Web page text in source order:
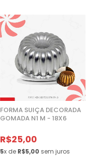
FORMA SUIÇA DECORADA
GOMADA N1 M - 18X6
R$25,00
5x de R$5,00 sem juros